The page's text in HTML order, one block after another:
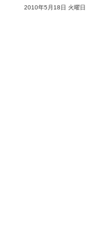
2010年5月18日 火曜日